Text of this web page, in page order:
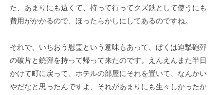
た、あまりにも遠くて、持って行ってクズ鉄として使うにも
費用がかかるので、ほったらかしにしてあるのですね。
それで、いちおう慰霊という意味もあって、ぼくは迫撃砲弾
の破片と銃弾を持って帰って来たのです。えんえんまた半日
かけて町に戻って、ホテルの部屋にそれを置いて、なんかい
やだなと思ったんですよ、それがあまりにも生々しかったか